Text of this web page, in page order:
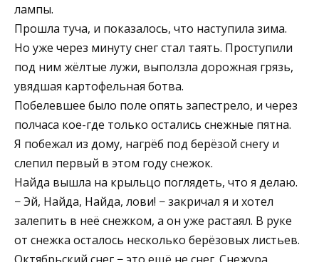
лампы.
Прошла туча, и показалось, что наступила зима.
Но уже через минуту снег стал таять. Проступили
под ним жёлтые лужи, выползла дорожная грязь,
увядшая картофельная ботва.
Побелевшее было поле опять запестрело, и через
полчаса кое-где только остались снежные пятна.
Я побежал из дому, нагрёб под берёзой снегу и
слепил первый в этом году снежок.
Найда вышла на крыльцо поглядеть, что я делаю.
− Эй, Найда, Найда, лови! − закричал я и хотел
залепить в неё снежком, а он уже растаял. В руке
от снежка осталось несколько берёзовых листьев.